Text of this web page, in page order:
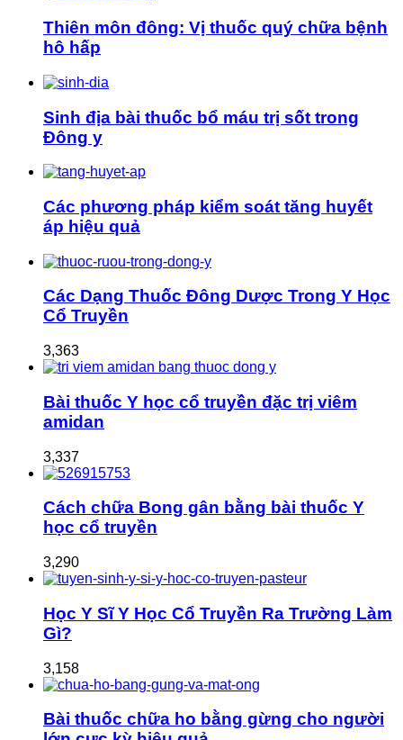
Thiên môn đông: Vị thuốc quý chữa bệnh
hô hấp
Sinh địa bài thuốc bổ máu trị sốt trong
Đông y
Các phương pháp kiểm soát tăng huyết
áp hiệu quả
Các Dạng Thuốc Đông Dược Trong Y Học
Cổ Truyền
3,363
Bài thuốc Y học cổ truyền đặc trị viêm
amidan
3,337
Cách chữa Bong gân bằng bài thuốc Y
học cổ truyền
3,290
Học Y Sĩ Y Học Cổ Truyền Ra Trường Làm
Gì?
3,158
Bài thuốc chữa ho bằng gừng cho người